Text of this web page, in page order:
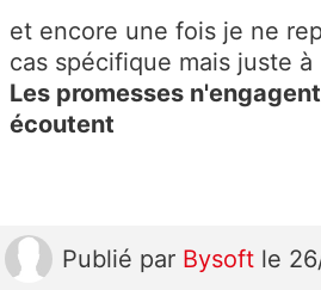
et encore une fois je ne
cas spécifique mais juste à
Les promesses
écoutent
Publié par Bysoft le